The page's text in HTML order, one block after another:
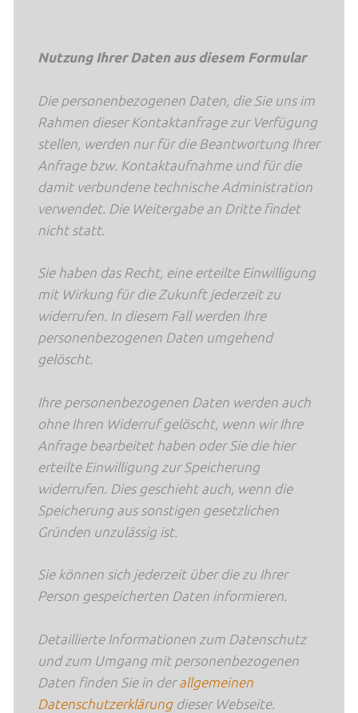
Nutzung Ihrer Daten aus diesem Formular
Die personenbezogenen Daten, die Sie uns im
Rahmen dieser Kontaktanfrage zur Verfügung
stellen, werden nur für die Beantwortung Ihrer
Anfrage bzw. Kontaktaufnahme und für die
damit verbundene technische Administration
verwendet. Die Weitergabe an Dritte findet
nicht statt.
Sie haben das Recht, eine erteilte Einwilligung
mit Wirkung für die Zukunft jederzeit zu
widerrufen. In diesem Fall werden Ihre
personenbezogenen Daten umgehend
gelöscht.
Ihre personenbezogenen Daten werden auch
ohne Ihren Widerruf gelöscht, wenn wir Ihre
Anfrage bearbeitet haben oder Sie die hier
erteilte Einwilligung zur Speicherung
widerrufen. Dies geschieht auch, wenn die
Speicherung aus sonstigen gesetzlichen
Gründen unzulässig ist.
Sie können sich jederzeit über die zu Ihrer
Person gespeicherten Daten informieren.
Detaillierte Informationen zum Datenschutz
und zum Umgang mit personenbezogenen
Daten finden Sie in derallgemeinen
Datenschutzerklärungdieser Webseite.